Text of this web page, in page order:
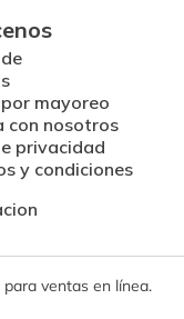
mayoreo
con nosotros
privacidad
y condiciones
ventas en línea.